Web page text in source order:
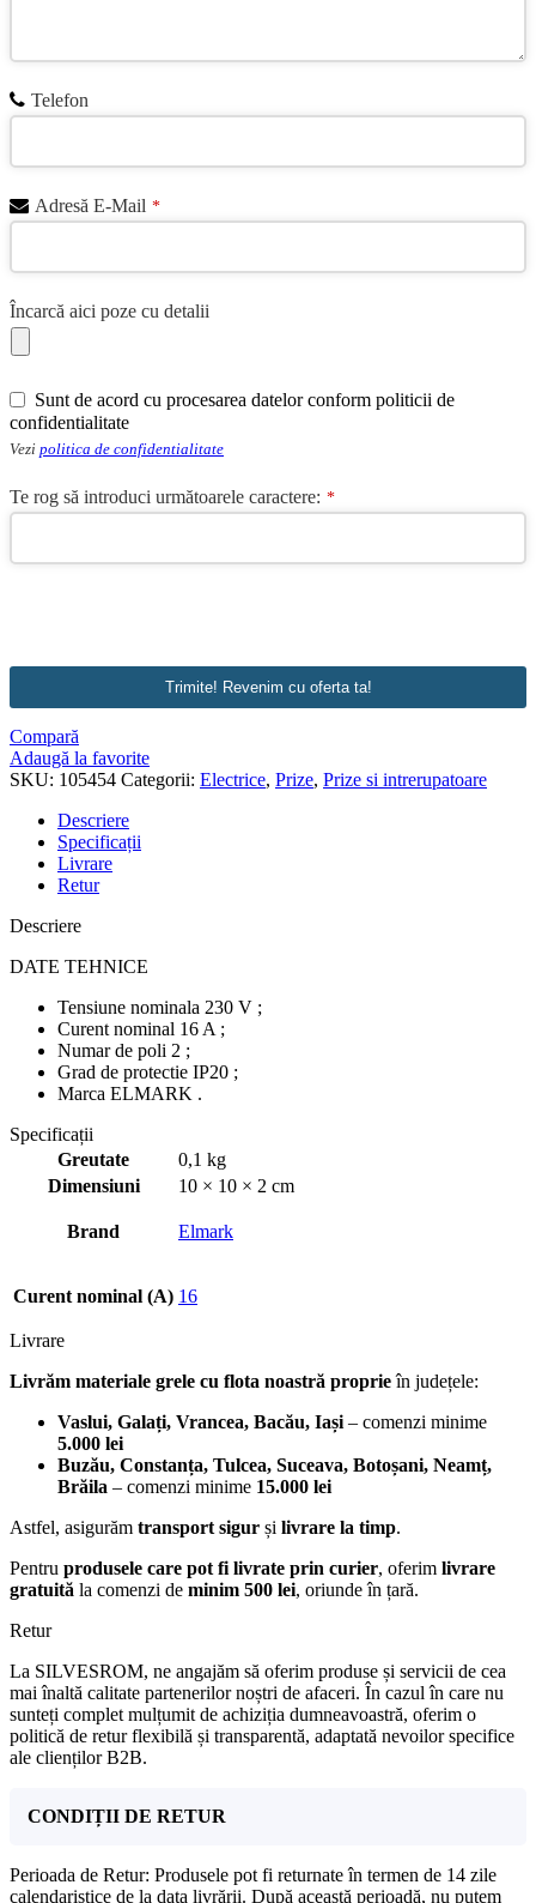
Telefon
Adresă E-Mail *
Încarcă aici poze cu detalii
Sunt de acord cu procesarea datelor conform politicii de
confidentialitate
Vezi politica de confidentialitate
Te rog să introduci următoarele caractere: *
Trimite! Revenim cu oferta ta!
Compară
Adaugă la favorite
SKU: 105454 Categorii: Electrice, Prize, Prize si intrerupatoare
Descriere
Specificații
Livrare
Retur
Descriere
DATE TEHNICE
Tensiune nominala 230 V ;
Curent nominal 16 A ;
Numar de poli 2 ;
Grad de protectie IP20 ;
Marca ELMARK .
Specificații
Greutate
0,1 kg
Dimensiuni
10 × 10 × 2 cm
Brand Elmark
Curent nominal (A) 16
Livrare
Livrăm materiale grele cu flota noastră proprieîn județele:
Vaslui, Galați, Vrancea, Bacău, Iași – comenzi minime
5.000 lei
Buzău, Constanța, Tulcea, Suceava, Botoșani, Neamț,
Brăila – comenzi minime 15.000 lei
Astfel, asigurăm transport sigur și livrare la timp.
Pentru produsele care pot fi livrate prin curier, oferim livrare
gratuită la comenzi de minim 500 lei, oriunde în țară.
Retur
La SILVESROM, ne angajăm să oferim produse și servicii de cea
mai înaltă calitate partenerilor noștri de afaceri. În cazul în care nu
sunteți complet mulțumit de achiziția dumneavoastră, oferim o
politică de retur flexibilă și transparentă, adaptată nevoilor specifice
ale clienților B2B.
CONDIȚII DE RETUR
Perioada de Retur: Produsele pot fi returnate în termen de 14 zile
calendaristice de la data livrării. După această perioadă, nu putem